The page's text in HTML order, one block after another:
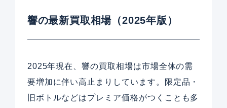
響の最新買取相場（2025年版）
2025年現在、響の買取相場は市場全体の需
要増加に伴い高止まりしています。限定品・
旧ボトルなどはプレミア価格がつくことも多